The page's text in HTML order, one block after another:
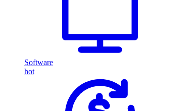
Software
hot